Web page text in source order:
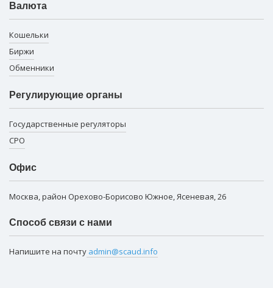
Валюта
Кошельки
Биржи
Обменники
Регулирующие органы
Государственные регуляторы
СРО
Офис
Москва, район Орехово-Борисово Южное, Ясеневая, 26
Способ связи с нами
Напишите на почту admin@scaud.info